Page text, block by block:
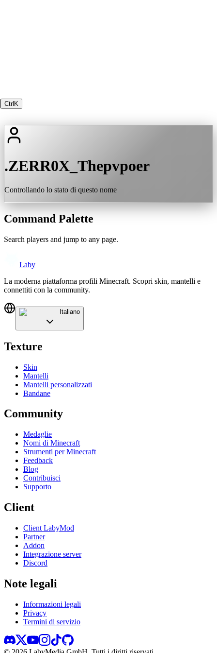
Ctrl K
.ZERR0X_Thepvpoer
Controllando lo stato di questo nome
Command Palette
Search players and jump to any page.
Laby
La moderna piattaforma profili Minecraft. Scopri skin, mantelli e
connettiti con la community.
Italiano
Texture
Skin
Mantelli
Mantelli personalizzati
Bandane
Community
Medaglie
Nomi di Minecraft
Strumenti per Minecraft
Feedback
Blog
Contribuisci
Supporto
Client
Client LabyMod
Partner
Addon
Integrazione server
Discord
Note legali
Informazioni legali
Privacy
Termini di servizio